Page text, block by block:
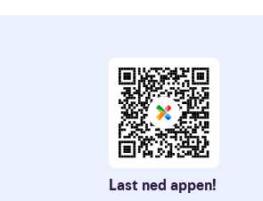
Last ned appen!